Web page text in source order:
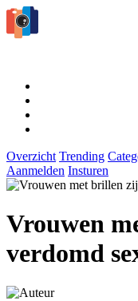
Overzicht Trending
Aanmelden Insturen
Vrouwen
verdomd